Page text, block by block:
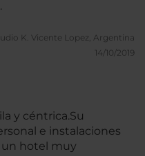
K. Vicente Lopez, Argentina
14/10/2019
y céntrica.Su
e instalaciones
un hotel muy